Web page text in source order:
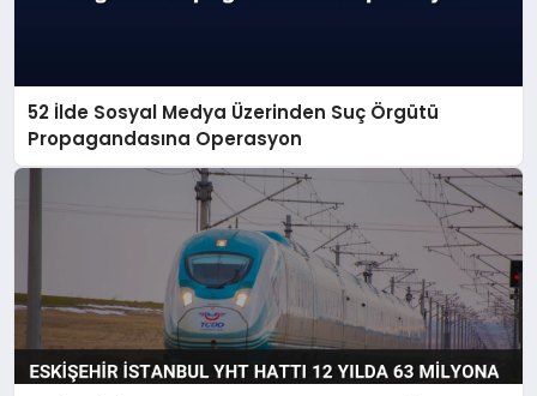
52 İlde Sosyal Medya Üzerinden Suç Örgütü
Propagandasına Operasyon